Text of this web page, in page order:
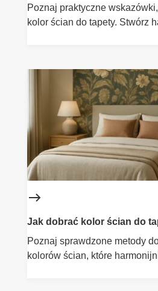
Poznaj praktyczne
kolor ścian do tapety. Stwórz
Jak dobrać kolor ścian do
porady Flügger
Poznaj sprawdzone metody
kolorów ścian, które